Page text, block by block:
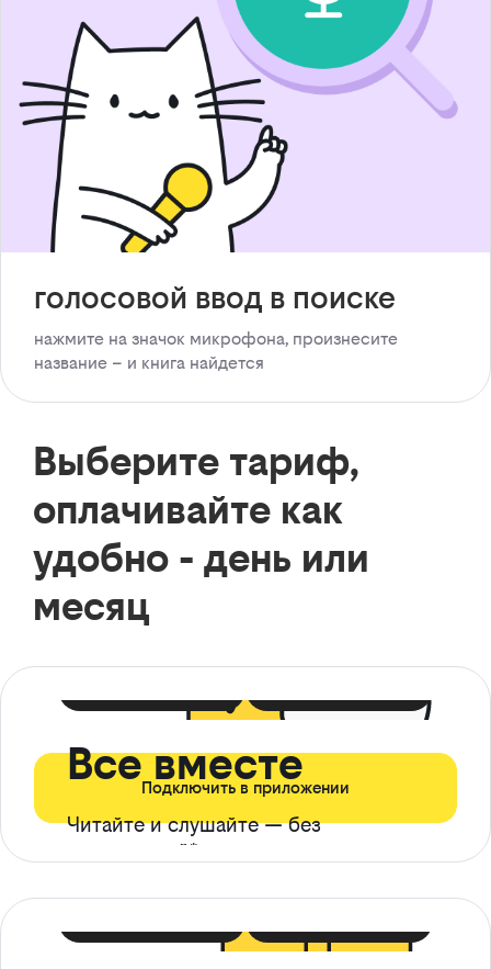
голосовой ввод в поиске
нажмите на значок микрофона, произнесите
название – и книга найдется
Выберите тариф,
оплачивайте как
удобно - день или
месяц
Все вместе
Читайте и слушайте — без
ограничений*
Подключить в приложении